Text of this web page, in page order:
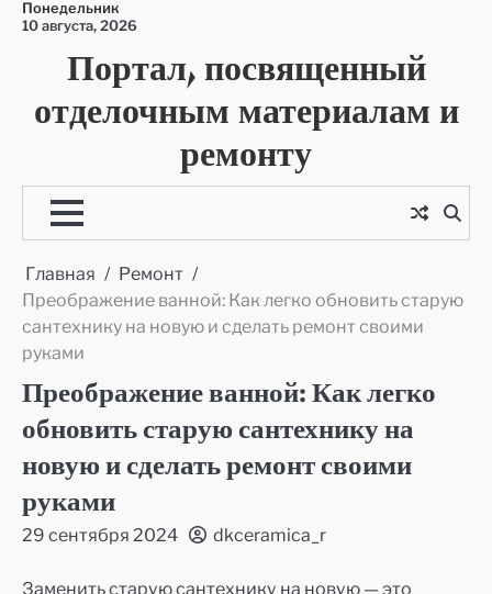
Перейти
содержимому
Понедельник
10 августа, 2026
Портал, посвященный
отделочным материалам и
ремонту
Главная
Ремонт
Преображение ванной: Как легко обновить старую
сантехнику на новую и сделать ремонт своими
руками
Преображение ванной: Как легко
обновить старую сантехнику на
новую и сделать ремонт своими
руками
29 сентября 2024 dkceramica_r
Заменить старую сантехнику на новую — это